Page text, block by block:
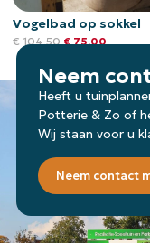
Vogelbad op sokkel
€104,50 € 75,00
Neem
Heeft u
Potterie & Zo of
Wij staan voor u
Neem contact